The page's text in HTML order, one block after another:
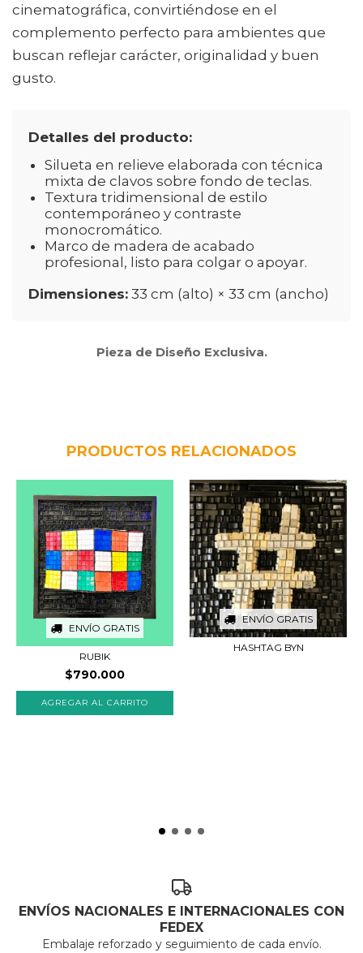
cinematográfica, convirtiéndose en el
complemento perfecto para ambientes que
buscan reflejar carácter, originalidad y buen
gusto.
Detalles del producto:
Silueta en relieve elaborada con técnica
mixta de clavos sobre fondo de teclas.
Textura tridimensional de estilo
contemporáneo y contraste
monocromático.
Marco de madera de acabado
profesional, listo para colgar o apoyar.
Dimensiones: 33 cm (alto) × 33 cm (ancho)
Pieza de Diseño Exclusiva.
PRODUCTOS RELACIONADOS
ENVÍO GRATIS
RUBIK
$790.000
ENVÍO GRATIS
HASHTAG BYN
ENVÍOS NACIONALES E INTERNACIONALES CON
FEDEX
Embalaje reforzado y seguimiento de cada envío.